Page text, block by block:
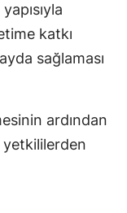
katkı
sağlaması
ardından